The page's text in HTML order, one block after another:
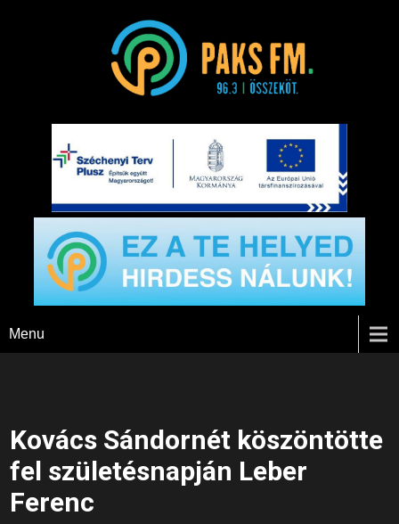
Paks FM
Menu
Kovács Sándornét köszöntötte
fel születésnapján Leber
Ferenc